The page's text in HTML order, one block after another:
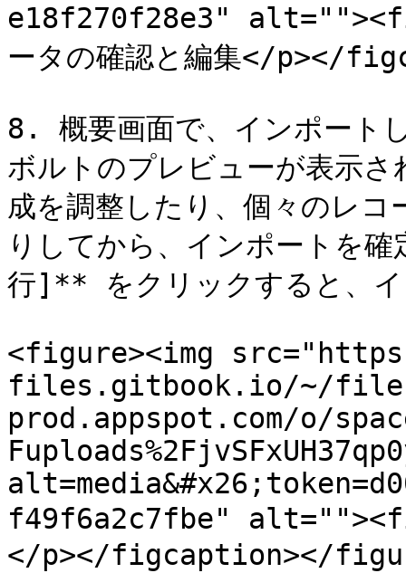
e18f270f28e3"
ータの確認と編集</p></
8. 概要画面で、インポート
ボルトのプレビューが表示
成を調整したり、個々のレ
りしてから、インポートを
行]** をクリックすると、イ
<figure><img
files.gitbook.io/~/
prod.appspot.com/o/
f49f6a2c7fbe"
</p></figcaption></